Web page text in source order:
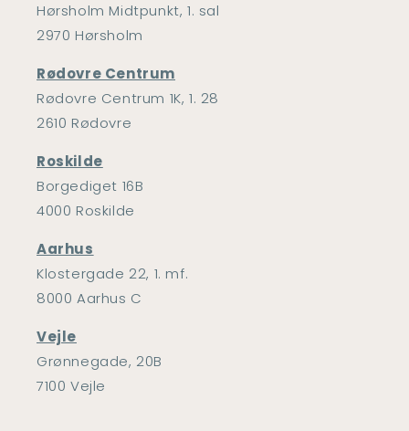
Hørsholm Midtpunkt, 1. sal
2970 Hørsholm
Rødovre Centrum
Rødovre Centrum 1K, 1. 28
2610 Rødovre
Roskilde
Borgediget 16B
4000 Roskilde
Aarhus
Klostergade 22, 1. mf.
8000 Aarhus C
Vejle
Grønnegade, 20B
7100 Vejle